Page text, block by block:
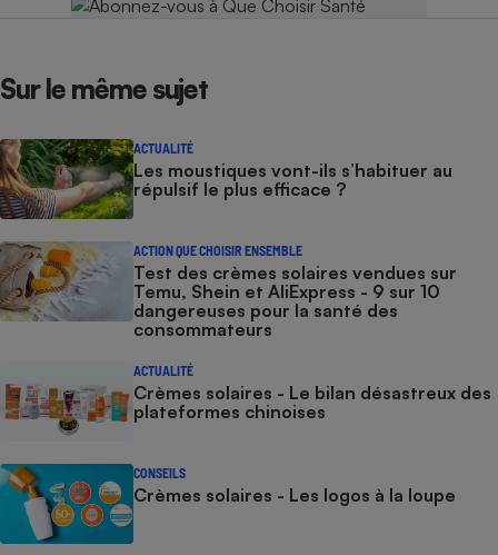
Sur le même sujet
ACTUALITÉ
Les moustiques vont-ils s’habituer au
répulsif le plus efficace ?
ACTION QUE CHOISIR ENSEMBLE
Test des crèmes solaires vendues sur
Temu, Shein et AliExpress - 9 sur 10
dangereuses pour la santé des
consommateurs
ACTUALITÉ
Crèmes solaires - Le bilan désastreux des
plateformes chinoises
CONSEILS
Crèmes solaires - Les logos à la loupe